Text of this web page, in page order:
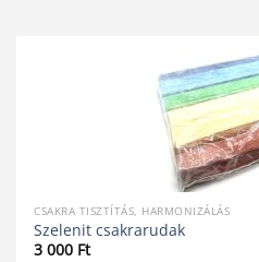
CSAKRA TISZTÍTÁS, HARMONIZÁLÁS
Szelenit csakrarudak
3 000 Ft